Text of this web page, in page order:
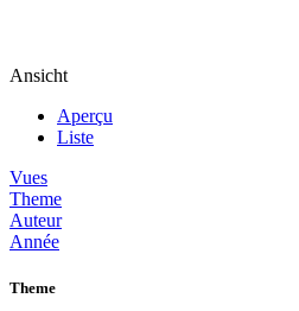
Ansicht
Aperçu
Liste
Vues
Theme
Auteur
Année
Theme